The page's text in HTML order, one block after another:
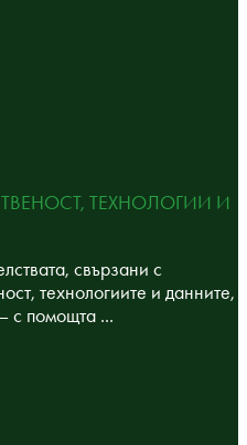
ТЕХНОЛОГИИ И
свързани с
технологиите и данните, в
с помощта ...